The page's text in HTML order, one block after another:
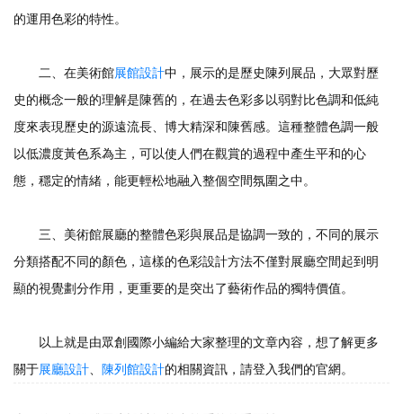
的運用色彩的特性。
二、在美術館展館設計中，展示的是歷史陳列展品，大眾對歷
史的概念一般的理解是陳舊的，在過去色彩多以弱對比色調和低純
度來表現歷史的源遠流長、博大精深和陳舊感。這種整體色調一般
以低濃度黃色系為主，可以使人們在觀賞的過程中產生平和的心
態，穩定的情緒，能更輕松地融入整個空間氛圍之中。
三、美術館展廳的整體色彩與展品是協調一致的，不同的展示
分類搭配不同的顏色，這樣的色彩設計方法不僅對展廳空間起到明
顯的視覺劃分作用，更重要的是突出了藝術作品的獨特價值。
以上就是由眾創國際小編給大家整理的文章內容，想了解更多
關于展廳設計 陳列館設計的相關資訊，請登入我們的官網。